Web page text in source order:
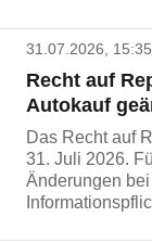
31.07.2026,
Recht auf
Autokauf
Das Recht auf
31. Juli 2026.
Änderungen